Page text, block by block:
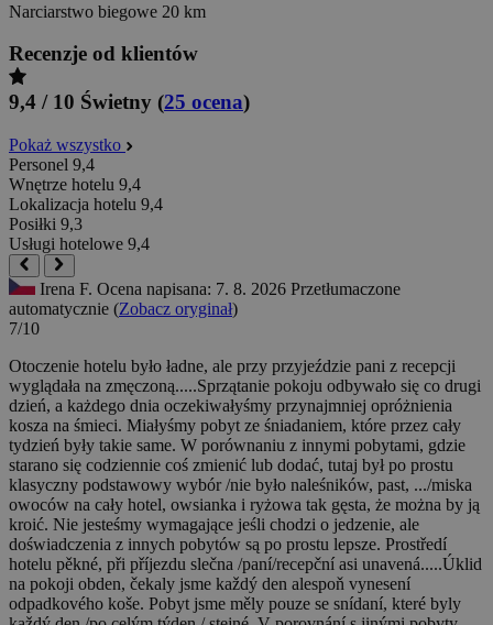
Narciarstwo biegowe 20 km
Recenzje od klientów
9,4 / 10 Świetny (25 ocena)
Pokaż wszystko
Personel 9,4
Wnętrze hotelu 9,4
Lokalizacja hotelu 9,4
Posiłki 9,3
Usługi hotelowe 9,4
Irena F. Ocena napisana: 7. 8. 2026 Przetłumaczone
automatycznie (Zobacz oryginał)
7/10
Otoczenie hotelu było ładne, ale przy przyjeździe pani z recepcji
wyglądała na zmęczoną.....Sprzątanie pokoju odbywało się co drugi
dzień, a każdego dnia oczekiwałyśmy przynajmniej opróżnienia
kosza na śmieci. Miałyśmy pobyt ze śniadaniem, które przez cały
tydzień były takie same. W porównaniu z innymi pobytami, gdzie
starano się codziennie coś zmienić lub dodać, tutaj był po prostu
klasyczny podstawowy wybór /nie było naleśników, past, .../miska
owoców na cały hotel, owsianka i ryżowa tak gęsta, że można by ją
kroić. Nie jesteśmy wymagające jeśli chodzi o jedzenie, ale
doświadczenia z innych pobytów są po prostu lepsze. Prostředí
hotelu pěkné, při příjezdu slečna /paní/recepční asi unavená.....Úklid
na pokoji obden, čekaly jsme každý den alespoň vynesení
odpadkového koše. Pobyt jsme měly pouze se snídaní, které byly